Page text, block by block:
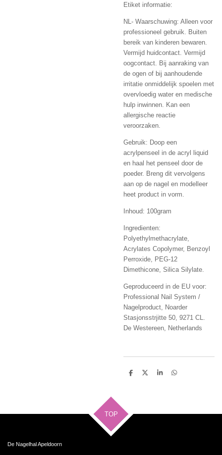
Etiket informatie:
NL- Waarschuwing: Alleen voor
professioneel gebruik. Buiten
bereik van kinderen bewaren.
Vermijd huidcontact. Vermijd
oogcontact. Bij aanraking van
de ogen of bij aanhoudende
irritatie onmiddelijk spoelen met
overvloedig water en medische
hulp inwinnen. Kan een
allergische reactie
veroorzaken.
Gebruik: Doop een
acrylpenseel in de acryl liquid
en haal het penseel door de
poeder. Breng dit vervolgens
aan op de nagel en modelleer
heet product in vorm.
Inhoud: 100gram
Ingredienten:
Polyethylmethacrylate,
Acrylates Copolymer, Benzoyl
Perroxide, PEG-12
Dimethicone, Silica Silylate.
Geproduceerd in de EU voor:
Professional Nail System /
Nagelproduct, Noarder
Stasjonsstrjitte 50, 9271 CL.
De Westereen, Netherlands
D
D
S
D
TOP
De Nagelhal Apeldoorn